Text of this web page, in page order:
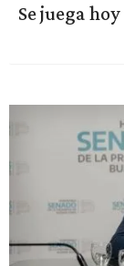
Se juega